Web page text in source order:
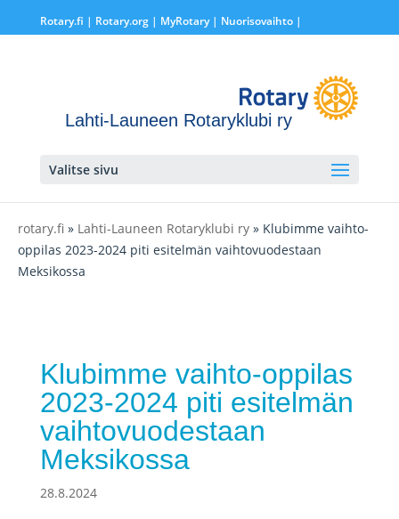
Rotary.fi | Rotary.org| MyRotary | Nuorisovaihto|
Lahti-Launeen Rotaryklubi ry
Valitse sivu
rotary.fi » Lahti-Launeen Rotaryklubi ry » Klubimme vaihto-
oppilas 2023-2024 piti esitelmän vaihtovuodestaan
Meksikossa
Klubimme vaihto-oppilas
2023-2024 piti esitelmän
vaihtovuodestaan
Meksikossa
28.8.2024